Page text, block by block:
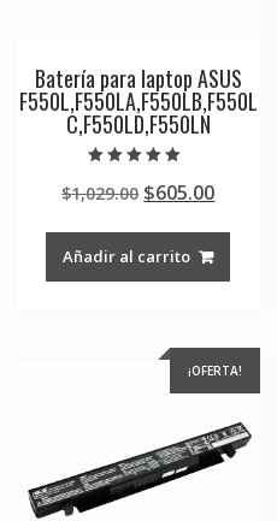
Batería para laptop ASUS
F550L,F550LA,F550LB,F550L
C,F550LD,F550LN
5.00
de 5
$1,029.00 Original
was:
$1,029.00.
$605.00Current
Añadir al carrito
¡OFERTA!